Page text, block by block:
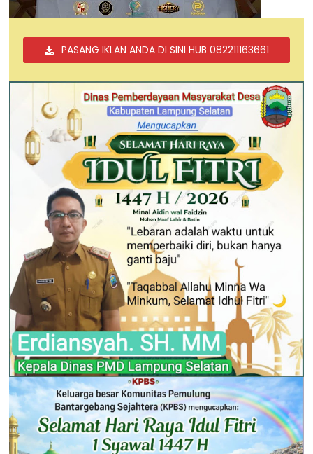
PASANG IKLAN ANDA DI SINI HUB 082211163661